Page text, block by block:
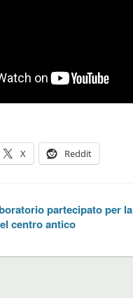
X Reddit
partecipato per la
centro antico